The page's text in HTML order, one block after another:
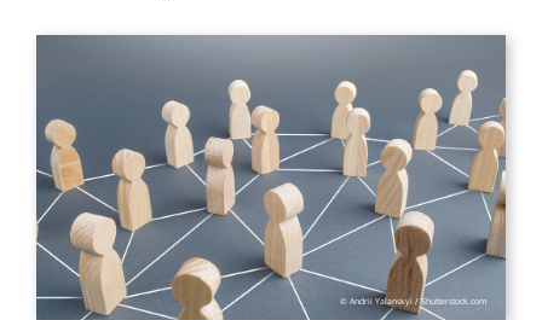
© Andrii Yalanskyi / Shutterstock.com